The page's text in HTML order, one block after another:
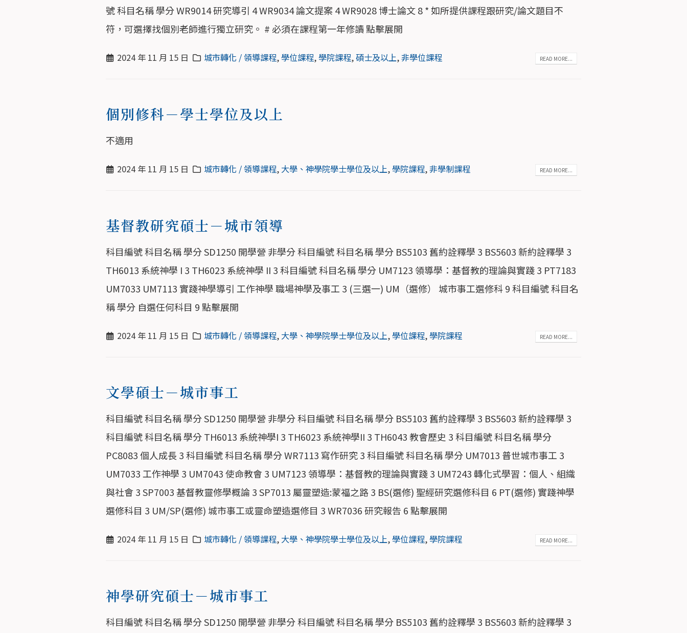
號 科目名稱 學分 WR9014 研究導引 4 WR9034 論文提案 4 WR9028 博士論文 8 * 如所提供課程跟研究/論文題目不
符，可選擇找個別老師進行獨立研究。 # 必須在課程第一年修讀 點擊展開
2024 年 11 月 15 日 城市轉化 / 領導課程, 學位課程, 學院課程,碩士及以上,非學位課程 READ MORE...
個別修科－學士學位及以上
不適用
2024 年 11 月 15 日 城市轉化 / 領導課程, 大學、神學院學士學位及以上, 學院課程,非學制課程 READ MORE...
基督教研究碩士－城市領導
科目編號 科目名稱 學分 SD1250 開學營 非學分 科目編號 科目名稱 學分 BS5103 舊約詮釋學 3 BS5603 新約詮釋學 3
TH6013 系統神學 I 3 TH6023 系統神學 II 3 科目編號 科目名稱 學分 UM7123 領導學：基督教的理論與實踐 3 PT7183
UM7033 UM7113 實踐神學導引 工作神學 職場神學及事工 3 (三選一) UM（選修） 城市事工選修科 9 科目編號 科目名
稱 學分 自選任何科目 9 點擊展開
2024 年 11 月 15 日 城市轉化 / 領導課程, 大學、神學院學士學位及以上, 學位課程, 學院課程 READ MORE...
文學碩士－城市事工
科目編號 科目名稱 學分 SD1250 開學營 非學分 科目編號 科目名稱 學分 BS5103 舊約詮釋學 3 BS5603 新約詮釋學 3
科目編號 科目名稱 學分 TH6013 系統神學I 3 TH6023 系統神學II 3 TH6043 教會歷史 3 科目編號 科目名稱 學分
PC8083 個人成長 3 科目編號 科目名稱 學分 WR7113 寫作研究 3 科目編號 科目名稱 學分 UM7013 普世城市事工 3
UM7033 工作神學 3 UM7043 使命教會 3 UM7123 領導學：基督教的理論與實踐 3 UM7243 轉化式學習：個人、組織
與社會 3 SP7003 基督教靈修學概論 3 SP7013 屬靈塑造:蒙福之路 3 BS(選修) 聖經研究選修科目 6 PT(選修) 實踐神學
選修科目 3 UM/SP(選修) 城市事工或靈命塑造選修目 3 WR7036 研究報告 6 點擊展開
2024 年 11 月 15 日 城市轉化 / 領導課程, 大學、神學院學士學位及以上, 學位課程, 學院課程 READ MORE...
神學研究碩士－城市事工
科目編號 科目名稱 學分 SD1250 開學營 非學分 科目編號 科目名稱 學分 BS5103 舊約詮釋學 3 BS5603 新約詮釋學 3